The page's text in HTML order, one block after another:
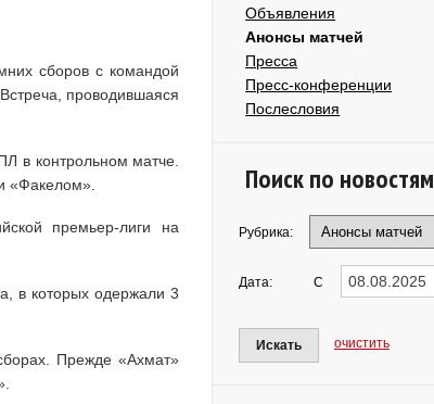
сборов с командой
проводившаяся
в контрольном матче.
«Факелом».
премьер-лиги на
в которых одержали 3
Прежде «Ахмат»
Объявления
Анонсы матчей
Пресса
Пресс-конференции
Послесловия
Поиск по новостям
Рубрика:
Дата: С
Искать очистить